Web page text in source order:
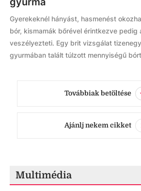
Gyerekeknél hányást, hasmenést
bór, kismamák bőrével érintkezve pedig
veszélyezteti. Egy brit vizsgálat
gyurmában talált túlzott mennyiségű
Továbbiak betöltése
Ajánlj nekem cikket
Multimédia